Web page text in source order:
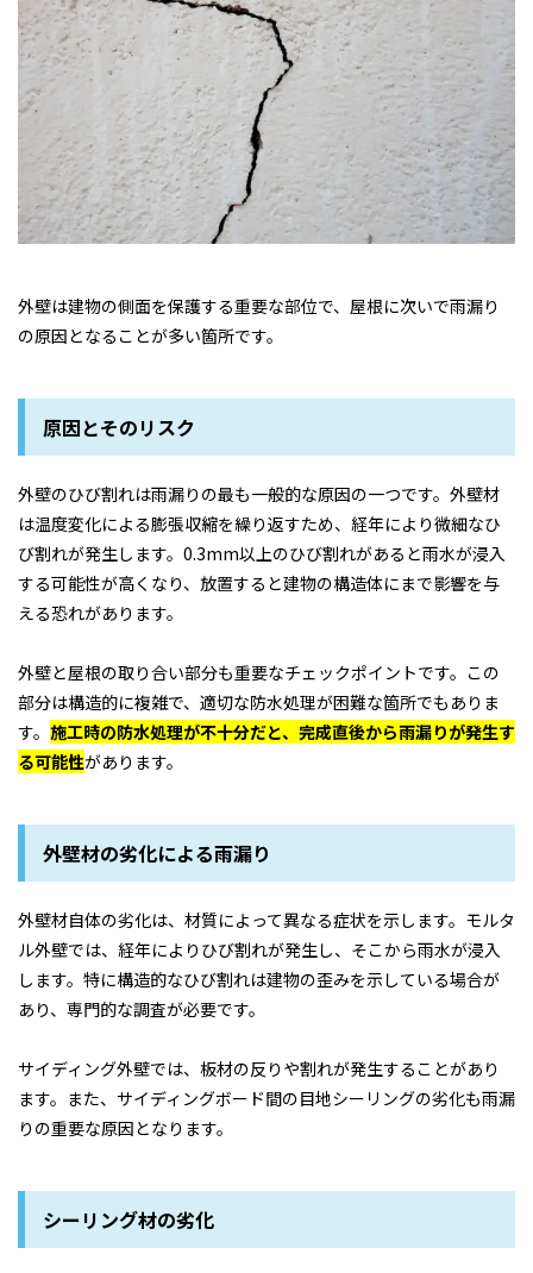
外壁は建物の側面を保護する重要な部位で、屋根に次いで雨漏り
の原因となることが多い箇所です。
原因とそのリスク
外壁のひび割れは雨漏りの最も一般的な原因の一つです。外壁材
は温度変化による膨張収縮を繰り返すため、経年により微細なひ
び割れが発生します。0.3mm以上のひび割れがあると雨水が浸入
する可能性が高くなり、放置すると建物の構造体にまで影響を与
える恐れがあります。
外壁と屋根の取り合い部分も重要なチェックポイントです。この
部分は構造的に複雑で、適切な防水処理が困難な箇所でもありま
す。 施工時の防水処理が不十分だと、完成直後から雨漏りが発生す
る可能性があります。
外壁材の劣化による雨漏り
外壁材自体の劣化は、材質によって異なる症状を示します。モルタ
ル外壁では、経年によりひび割れが発生し、そこから雨水が浸入
します。特に構造的なひび割れは建物の歪みを示している場合が
あり、専門的な調査が必要です。
サイディング外壁では、板材の反りや割れが発生することがあり
ます。また、サイディングボード間の目地シーリングの劣化も雨漏
りの重要な原因となります。
シーリング材の劣化